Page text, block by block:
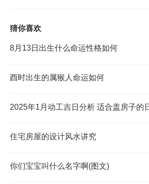
猜你喜欢
8月13日出生什么命运性格如何
酉时出生的属猴人命运如何
2025年1月动工吉日分析 适合盖房子的
住宅房屋的设计风水讲究
你们宝宝叫什么名字啊(图文)